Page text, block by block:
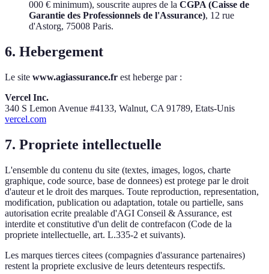
000 € minimum), souscrite aupres de la CGPA (Caisse de
Garantie des Professionnels de l'Assurance), 12 rue
d'Astorg, 75008 Paris.
6. Hebergement
Le site www.agiassurance.fr est heberge par :
Vercel Inc.
340 S Lemon Avenue #4133, Walnut, CA 91789, Etats-Unis
vercel.com
7. Propriete intellectuelle
L'ensemble du contenu du site (textes, images, logos, charte
graphique, code source, base de donnees) est protege par le droit
d'auteur et le droit des marques. Toute reproduction, representation,
modification, publication ou adaptation, totale ou partielle, sans
autorisation ecrite prealable d'AGI Conseil & Assurance, est
interdite et constitutive d'un delit de contrefacon (Code de la
propriete intellectuelle, art. L.335-2 et suivants).
Les marques tierces citees (compagnies d'assurance partenaires)
restent la propriete exclusive de leurs detenteurs respectifs.